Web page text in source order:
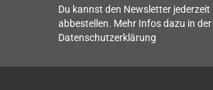
Du kannst den Newsletter jederzeit
abbestellen. Mehr Infos dazu in der
Datenschutzerklärung